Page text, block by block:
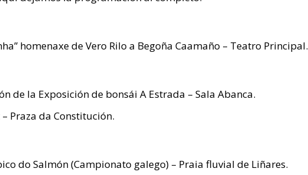
homenaxe de Vero Rilo a Begoña Caamaño – Teatro Principal.
de la Exposición de bonsái A Estrada – Sala Abanca.
– Praza da Constitución.
do Salmón (Campionato galego) – Praia fluvial de Liñares.